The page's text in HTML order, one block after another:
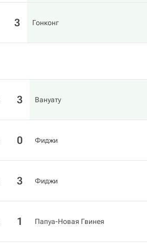
3 Гонконг
3 Вануату
0 Фиджи
3 Фиджи
1 Папуа-Новая Гвинея